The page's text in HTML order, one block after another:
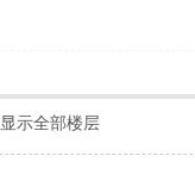
显示全部楼层